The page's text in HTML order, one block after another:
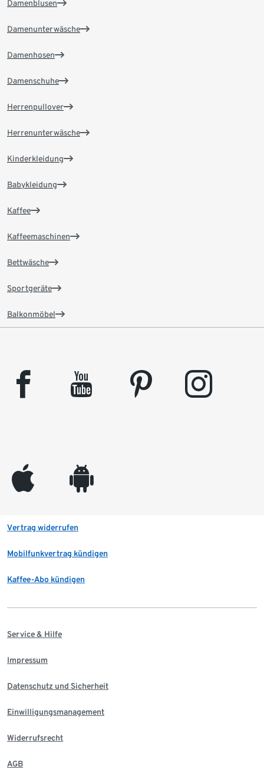
Damenblusen
Damenunterwäsche
Damenhosen
Damenschuhe
Herrenpullover
Herrenunterwäsche
Kinderkleidung
Babykleidung
Kaffee
Kaffeemaschinen
Bettwäsche
Sportgeräte
Balkonmöbel
facebook youtube pinterest instagram
appleinc android
Vertrag widerrufen
Mobilfunkvertrag kündigen
Kaffee-Abo kündigen
Service & Hilfe
Impressum
Datenschutz und Sicherheit
Einwilligungsmanagement
Widerrufsrecht
AGB